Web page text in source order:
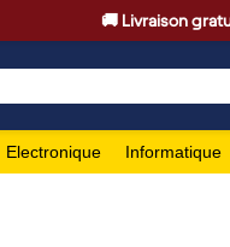
🚚 Livraison
Electronique Informatique